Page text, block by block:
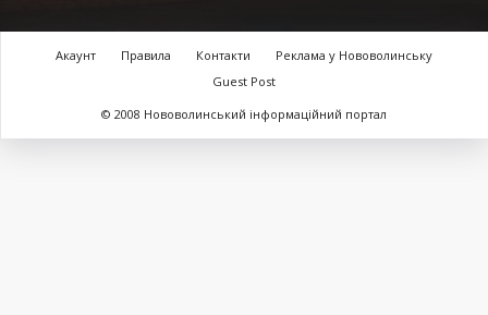
Акаунт Правила Контакти
Реклама у Нововолинську
Guest Post
© 2008 Нововолинський інформаційний портал